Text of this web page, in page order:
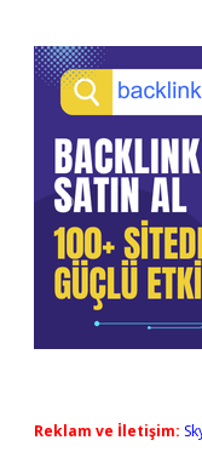
Reklam ve İletişim: